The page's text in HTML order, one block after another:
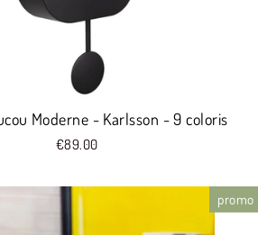
Moderne - Karlsson - 9 coloris
€89.00
promo